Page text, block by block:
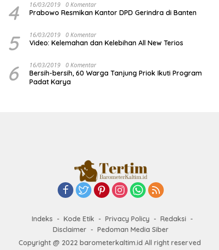
4 16/03/2019 0 Komentar
Prabowo Resmikan Kantor DPD Gerindra di Banten
5 16/03/2019 0 Komentar
Video: Kelemahan dan Kelebihan All New Terios
6 16/03/2019 0 Komentar
Bersih-bersih, 60 Warga Tanjung Priok Ikuti Program
Padat Karya
Indeks Kode Etik Privacy Policy
Redaksi
Disclaimer
Pedoman Media Siber
Copyright @ 2022 barometerkaltim.id All right reserved